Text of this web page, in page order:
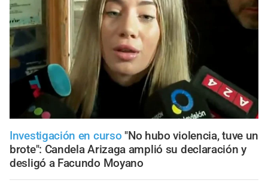
Investigación en curso "No hubo violencia, tuve un
brote": Candela Arizaga amplió su declaración y
desligó a Facundo Moyano